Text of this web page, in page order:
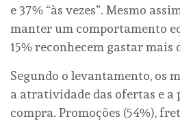
e 37% “às vezes”. Mesmo
manter um comportamento
15% reconhecem gastar mais
Segundo o levantamento, os
a atratividade das ofertas e a
compra. Promoções (54%),